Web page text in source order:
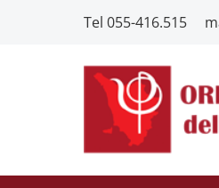
Tel 055-416.515